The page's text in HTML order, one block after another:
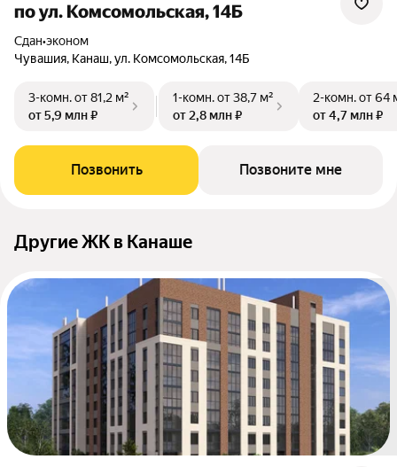
по ул. Комсомольская, 14Б
Сдан•эконом
Чувашия, Канаш, ул. Комсомольская, 14Б
3-комн.от 81,2 м²
от 5,9 млн ₽
1-комн.от 38,7 м²
от 2,8 млн ₽
2-комн.от 64
от 4,7 млн ₽
Позвонить Позвоните мне
Другие ЖК в Канаше